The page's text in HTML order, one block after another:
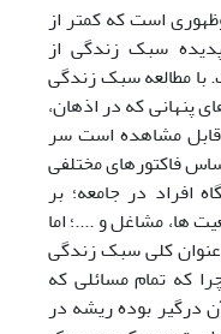
است که کمتر از
سبک زندگی از
مطالعه سبک زندگی
پنهانی که در اذهان،
قابل مشاهده است سر
فاکتورهای مختلفی
افراد در جامعه؛ بر
ها، مشاغل و ....؛ اما
کلی سبک زندگی
که تمام مسائلی که
سال اخیر با آن درگیر بوده ریشه در